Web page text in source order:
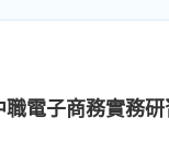
電子商務實務